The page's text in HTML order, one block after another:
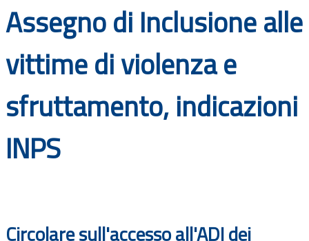
Bandi
Guide
Assegno di Inclusione alle
vittime di violenza e
sfruttamento, indicazioni
INPS
Circolare sull'accesso all'ADI dei